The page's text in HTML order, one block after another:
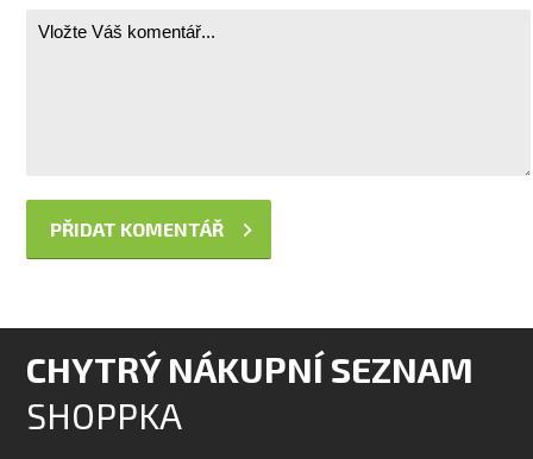
CHYTRÝ NÁKUPNÍ SEZNAM
SHOPPKA